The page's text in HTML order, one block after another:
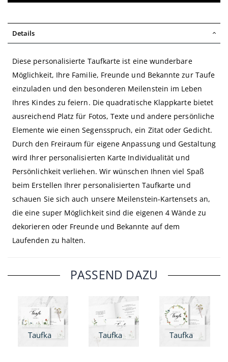
Details
Diese personalisierte Taufkarte ist eine wunderbare
Möglichkeit, Ihre Familie, Freunde und Bekannte zur Taufe
einzuladen und den besonderen Meilenstein im Leben
Ihres Kindes zu feiern. Die quadratische Klappkarte bietet
ausreichend Platz für Fotos, Texte und andere persönliche
Elemente wie einen Segensspruch, ein Zitat oder Gedicht.
Durch den Freiraum für eigene Anpassung und Gestaltung
wird Ihrer personalisierten Karte Individualität und
Persönlichkeit verliehen. Wir wünschen Ihnen viel Spaß
beim Erstellen Ihrer personalisierten Taufkarte und
schauen Sie sich auch unsere Meilenstein-Kartensets an,
die eine super Möglichkeit sind die eigenen 4 Wände zu
dekorieren oder Freunde und Bekannte auf dem
Laufenden zu halten.
PASSEND DAZU
Taufkarte Zauberwiese - A6 Klappkarte Taufkarte Zauberwiese - quadratisch